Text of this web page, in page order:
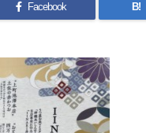
Facebook B!